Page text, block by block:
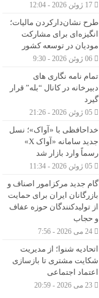
طرح نشان‌دارکردن مالیات؛
انگیزه‌ای برای مشارکت
مودیان در توسعه کشور
تمام نامه نگاری های
دبیرخانه در کانال “بله” قرار
گیرد
خداحافظی با «آواک»؛ نسل
جدید سامانه «آواک X»
رسماً وارد بازار شد
گام جدید مرکزامور اصناف و
بازرگانان ایران برای حمایت
از تولیدکنندگان حوزه عفاف
و حجاب
اتحادیه شنوا؛ از مدیریت
شکایت مشتری تا بازسازی
اعتماد اجتماعی ‌